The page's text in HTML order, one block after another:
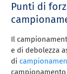
Punti di
Il
e di debolezza
di